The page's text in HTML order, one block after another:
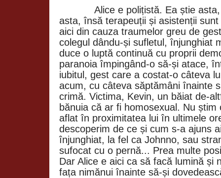
Alice e polițistă. Ea știe
asta, însă terapeuții și asistenții
aici din cauza traumelor greu de
colegul dându-și sufletul, înjunghiat
duce o luptă continuă cu proprii
paranoia împingând-o să-și atace,
iubitul, gest care a costat-o câteva
acum, cu câteva săptămâni înainte
crimă. Victima, Kevin, un băiat de-
bănuia că ar fi homosexual. Nu
aflat în proximitatea lui în ultimele
descoperim de ce și cum s-a ajuns
înjunghiat, la fel ca Johnno, sau
sufocat cu o pernă... Prea multe
Dar Alice e aici ca să facă lumină și
fața nimănui înainte să-și